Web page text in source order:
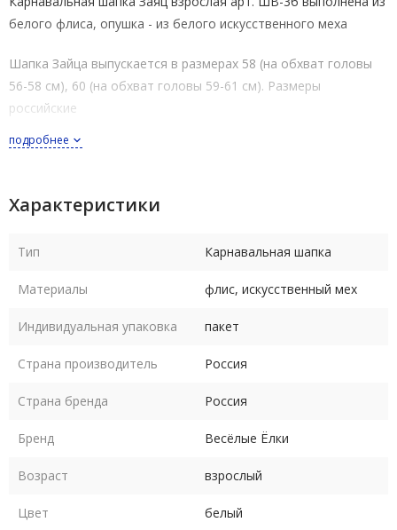
белого флиса, опушка - из белого искусственного меха
Шапка Зайца выпускается в размерах 58 (на обхват головы
56-58 см), 60 (на обхват головы 59-61 см). Размеры
российские
Уход - деликатная сухая чистка по месту загрязнения
подробнее
Характеристики
Тип Карнавальная шапка
Материалы флис, искусственный мех
Индивидуальная упаковка пакет
Страна производитель Россия
Страна бренда Россия
Бренд Весёлые Ёлки
Возраст взрослый
Цвет белый